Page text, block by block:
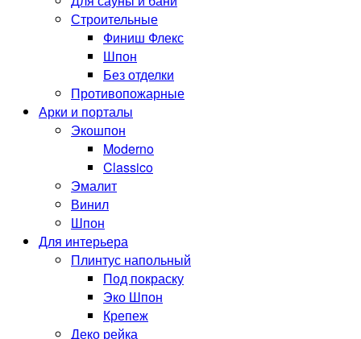
Строительные
Финиш Флекс
Шпон
Без отделки
Противопожарные
Арки и порталы
Экошпон
Moderno
Classico
Эмалит
Винил
Шпон
Для интерьера
Плинтус напольный
Под покраску
Эко Шпон
Крепеж
Деко рейка